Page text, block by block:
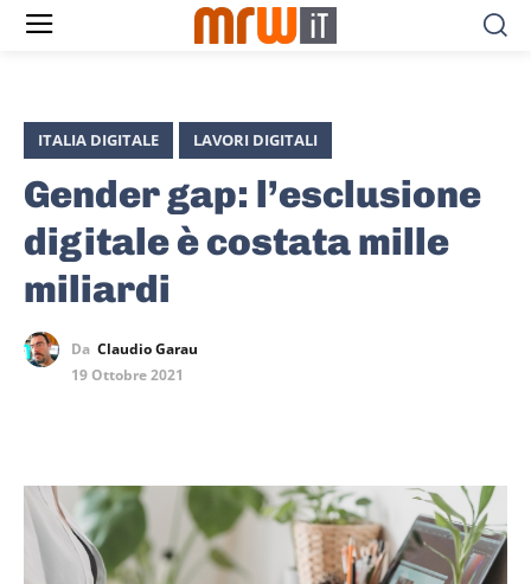
ITALIA DIGITALE LAVORI DIGITALI
Gender gap: l’esclusione
digitale è costata mille
miliardi
Da Claudio Garau
19 Ottobre 2021